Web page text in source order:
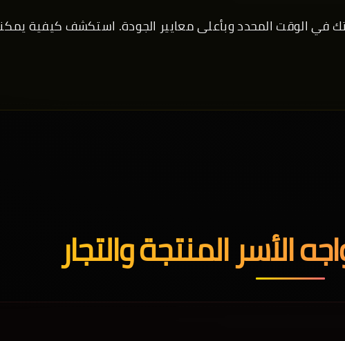
في الوقت المحدد وبأعلى معايير الجودة. استكشف كيفية
الأسر المنتجة والتجار